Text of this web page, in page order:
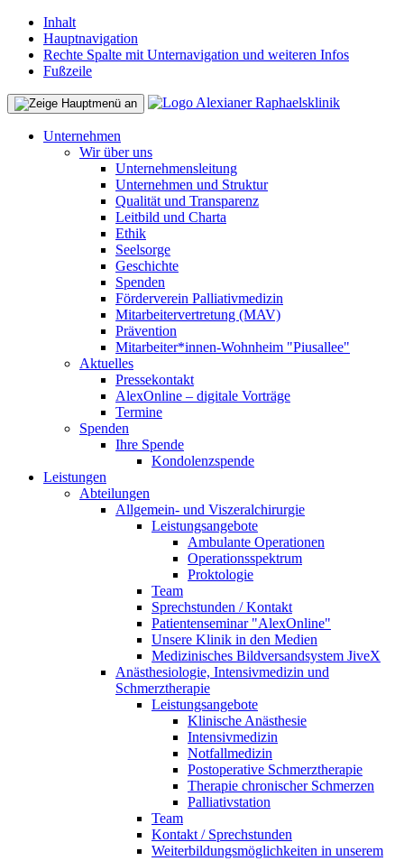
Inhalt
Hauptnavigation
Rechte Spalte mit Unternavigation und weiteren Infos
Fußzeile
Unternehmen
Wir über uns
Unternehmensleitung
Unternehmen und Struktur
Qualität und Transparenz
Leitbild und Charta
Ethik
Seelsorge
Geschichte
Spenden
Förderverein Palliativmedizin
Mitarbeitervertretung (MAV)
Prävention
Mitarbeiter*innen-Wohnheim "Piusallee"
Aktuelles
Pressekontakt
AlexOnline – digitale Vorträge
Termine
Spenden
Ihre Spende
Kondolenzspende
Leistungen
Abteilungen
Allgemein- und Viszeralchirurgie
Leistungsangebote
Ambulante Operationen
Operationsspektrum
Proktologie
Team
Sprechstunden / Kontakt
Patientenseminar "AlexOnline"
Unsere Klinik in den Medien
Medizinisches Bildversandsystem JiveX
Anästhesiologie, Intensivmedizin und
Schmerztherapie
Leistungsangebote
Klinische Anästhesie
Intensivmedizin
Notfallmedizin
Postoperative Schmerztherapie
Therapie chronischer Schmerzen
Palliativstation
Team
Kontakt / Sprechstunden
Weiterbildungsmöglichkeiten in unserem